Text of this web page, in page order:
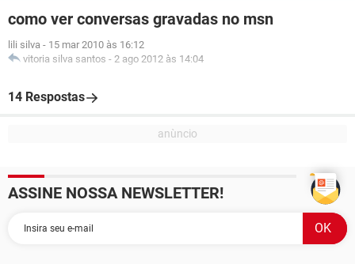
como ver conversas gravadas no msn
lili silva - 15 mar 2010 às 16:12
vitoria silva santos - 2 ago 2012 às 14:04
14 Respostas
ASSINE NOSSA NEWSLETTER!